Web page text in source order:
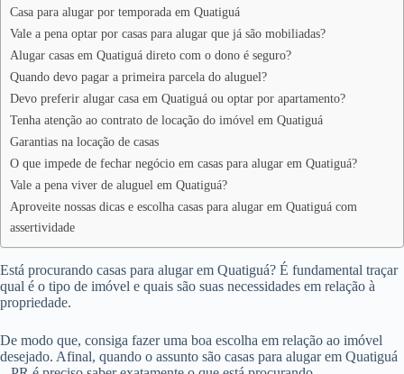
Casa para alugar por temporada em Quatiguá
Vale a pena optar por casas para alugar que já são mobiliadas?
Alugar casas em Quatiguá direto com o dono é seguro?
Quando devo pagar a primeira parcela do aluguel?
Devo preferir alugar casa em Quatiguá ou optar por apartamento?
Tenha atenção ao contrato de locação do imóvel em Quatiguá
Garantias na locação de casas
O que impede de fechar negócio em casas para alugar em Quatiguá?
Vale a pena viver de aluguel em Quatiguá?
Aproveite nossas dicas e escolha casas para alugar em Quatiguá com
assertividade
Está procurando casas para alugar em Quatiguá? É fundamental traçar
qual é o tipo de imóvel e quais são suas necessidades em relação à
propriedade.
De modo que, consiga fazer uma boa escolha em relação ao imóvel
desejado. Afinal, quando o assunto são casas para alugar em Quatiguá